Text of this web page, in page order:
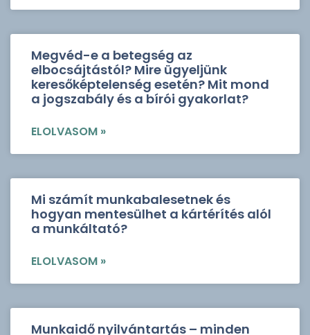
Megvéd-e a betegség az
elbocsájtástól? Mire ügyeljünk
keresőképtelenség esetén? Mit mond
a jogszabály és a bírói gyakorlat?
ELOLVASOM »
Mi számít munkabalesetnek és
hogyan mentesülhet a kártérítés alól
a munkáltató?
ELOLVASOM »
Munkaidő nyilvántartás – minden